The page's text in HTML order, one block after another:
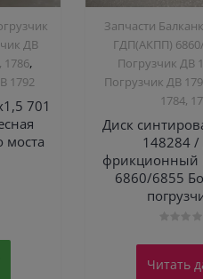
ДВ
1786,
1792
701
моста
Запчасти
ГДП(АКПП)
Погрузчик ДВ
Погрузчик ДВ
1784,
Диск
148284 /
фрикционный
6860/6855
0
5
Читать